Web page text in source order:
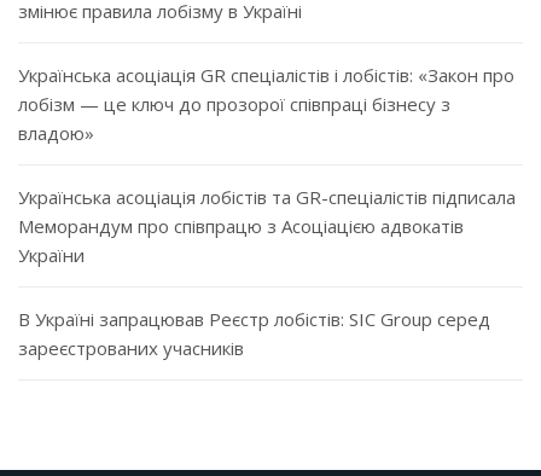
змінює правила лобізму в Україні
Українська асоціація GR спеціалістів і лобістів: «Закон про
лобізм — це ключ до прозорої співпраці бізнесу з
владою»
Українська асоціація лобістів та GR-спеціалістів підписала
Меморандум про співпрацю з Асоціацією адвокатів
України
В Україні запрацював Реєстр лобістів: SIC Group серед
зареєстрованих учасників